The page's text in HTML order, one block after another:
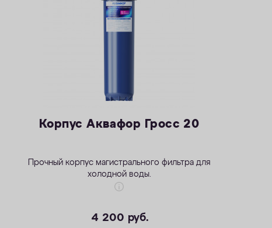
Корпус Аквафор Гросс 20
Прочный корпус магистрального фильтра для
холодной воды.
4 200 руб.